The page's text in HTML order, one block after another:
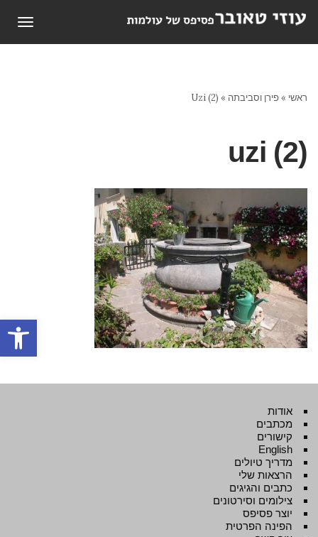
פתח
ראשי »פירן וסביבתה »
Uzi (2)
uzi (2)
אודות
מכתבים
קישורים
English
מדריך טיולים
הרצאות שלי
כתבים והגיגים
צילומים וסירטונים
יוצר פסיפס
הפינה הפרטית